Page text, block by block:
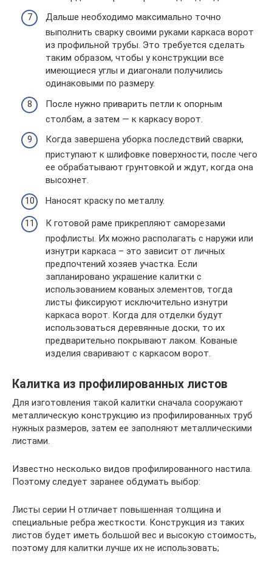
Дальше необходимо максимально точно
выполнить сварку своими руками каркаса ворот
из профильной трубы. Это требуется сделать
таким образом, чтобы у конструкции все
имеющиеся углы и диагонали получились
одинаковыми по размеру.
После нужно приварить петли к опорным
столбам, а затем — к каркасу ворот.
Когда завершена уборка последствий сварки,
приступают к шлифовке поверхности, после чего
ее обрабатывают грунтовкой и ждут, когда она
высохнет.
Наносят краску по металлу.
К готовой раме прикрепляют саморезами
профлисты. Их можно располагать с наружи или
изнутри каркаса – это зависит от личных
предпочтений хозяев участка. Если
запланировано украшение калитки с
использованием кованых элементов, тогда
листы фиксируют исключительно изнутри
каркаса ворот. Когда для отделки будут
использоваться деревянные доски, то их
предварительно покрывают лаком. Кованые
изделия сваривают с каркасом ворот.
Калитка из профилированных листов
Для изготовления такой калитки сначала сооружают
металлическую конструкцию из профилированных труб
нужных размеров, затем ее заполняют металлическими
листами.
Известно несколько видов профилированного настила.
Поэтому следует заранее обдумать выбор:
Листы серии Н отличает повышенная толщина и
специальные ребра жесткости. Конструкция из таких
листов будет иметь большой вес и высокую стоимость,
поэтому для калитки лучше их не использовать;